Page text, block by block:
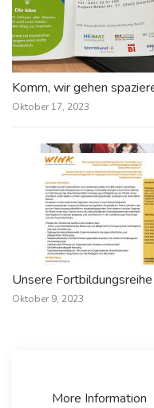
Komm, wir gehen
Oktober 17, 2023
Unsere
Oktober 9, 2023
More Information